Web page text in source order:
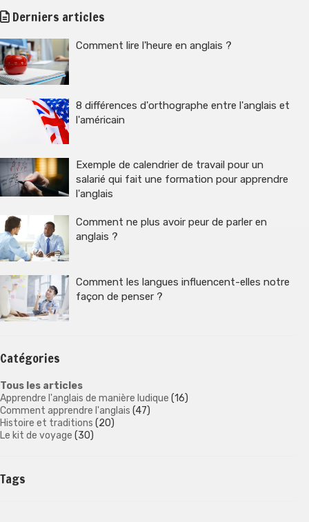
Derniers articles
Comment lire l'heure en anglais ?
8 différences d'orthographe entre l'anglais et
l'américain
Exemple de calendrier de travail pour un
salarié qui fait une formation pour apprendre
l'anglais
Comment ne plus avoir peur de parler en
anglais ?
Comment les langues influencent-elles notre
façon de penser ?
Catégories
Tous les articles
Apprendre l'anglais de manière ludique (16)
Comment apprendre l'anglais (47)
Histoire et traditions (20)
Le kit de voyage (30)
Tags